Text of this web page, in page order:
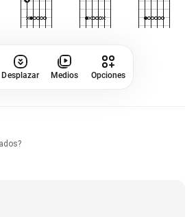
Desplazar Medios Opciones